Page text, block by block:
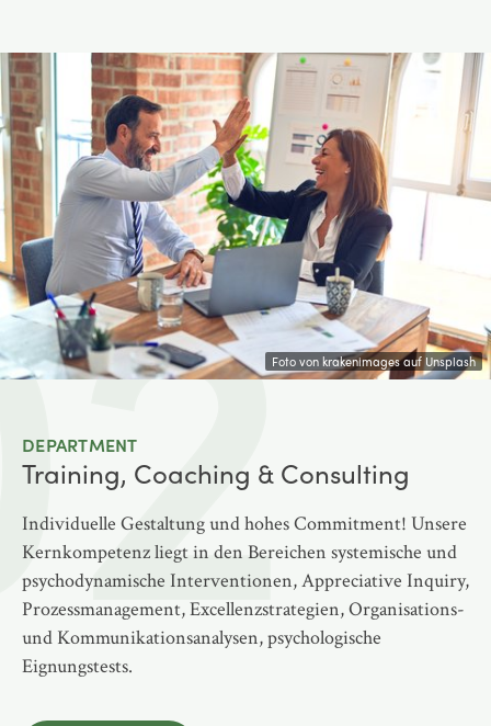
Foto von krakenimages auf Unsplash
DEPARTMENT
Training, Coaching & Consulting
Individuelle Gestaltung und hohes Commitment! Unsere
Kernkompetenz liegt in den Bereichen systemische und
psychodynamische Interventionen, Appreciative Inquiry,
Prozessmanagement, Excellenzstrategien, Organisations-
und Kommunikationsanalysen, psychologische
Eignungstests.